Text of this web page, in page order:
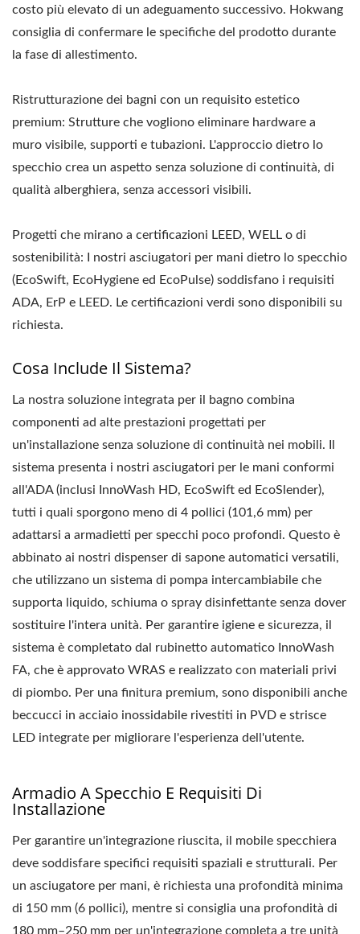
costo più elevato di un adeguamento successivo. Hokwang
consiglia di confermare le specifiche del prodotto durante
la fase di allestimento.
Ristrutturazione dei bagni con un requisito estetico
premium: Strutture che vogliono eliminare hardware a
muro visibile, supporti e tubazioni. L'approccio dietro lo
specchio crea un aspetto senza soluzione di continuità, di
qualità alberghiera, senza accessori visibili.
Progetti che mirano a certificazioni LEED, WELL o di
sostenibilità: I nostri asciugatori per mani dietro lo specchio
(EcoSwift, EcoHygiene ed EcoPulse) soddisfano i requisiti
ADA, ErP e LEED. Le certificazioni verdi sono disponibili su
richiesta.
Cosa Include Il Sistema?
La nostra soluzione integrata per il bagno combina
componenti ad alte prestazioni progettati per
un'installazione senza soluzione di continuità nei mobili. Il
sistema presenta i nostri asciugatori per le mani conformi
all'ADA (inclusi InnoWash HD, EcoSwift ed EcoSlender),
tutti i quali sporgono meno di 4 pollici (101,6 mm) per
adattarsi a armadietti per specchi poco profondi. Questo è
abbinato ai nostri dispenser di sapone automatici versatili,
che utilizzano un sistema di pompa intercambiabile che
supporta liquido, schiuma o spray disinfettante senza dover
sostituire l'intera unità. Per garantire igiene e sicurezza, il
sistema è completato dal rubinetto automatico InnoWash
FA, che è approvato WRAS e realizzato con materiali privi
di piombo. Per una finitura premium, sono disponibili anche
beccucci in acciaio inossidabile rivestiti in PVD e strisce
LED integrate per migliorare l'esperienza dell'utente.
Armadio A Specchio E Requisiti Di
Installazione
Per garantire un'integrazione riuscita, il mobile specchiera
deve soddisfare specifici requisiti spaziali e strutturali. Per
un asciugatore per mani, è richiesta una profondità minima
di 150 mm (6 pollici), mentre si consiglia una profondità di
180 mm–250 mm per un'integrazione completa a tre unità